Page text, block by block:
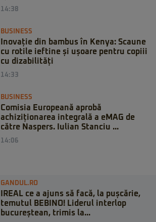
14:38
BUSINESS
Inovație din bambus în Kenya: Scaune
cu rotile ieftine și ușoare pentru copiii
cu dizabilități
14:33
BUSINESS
Comisia Europeană aprobă
achiziționarea integrală a eMAG de
către Naspers. Iulian Stanciu ...
14:06
GANDUL.RO
IREAL ce a ajuns să facă, la pușcărie,
temutul BEBINO! Liderul interlop
bucureștean, trimis la...